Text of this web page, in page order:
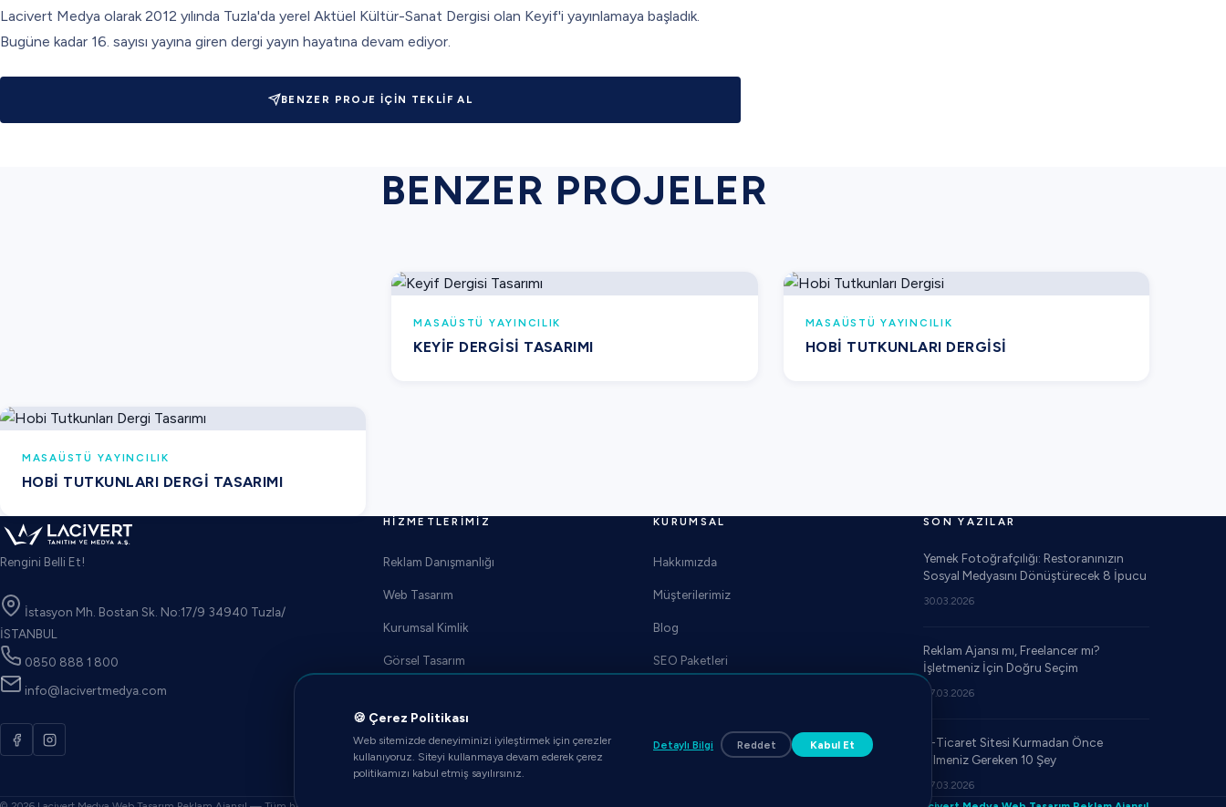
Lacivert Medya olarak 2012 yılında Tuzla'da yerel Aktüel Kültür-Sanat Dergisi olan Keyif'i yayınlamaya başladık.
Bugüne kadar 16. sayısı yayına giren dergi yayın hayatına devam ediyor.
BENZER PROJE İÇIN TEKLIF AL
BENZER PROJELER
MASAÜSTÜ YAYINCILIK
KEYIF DERGISI TASARIMI
MASAÜSTÜ YAYINCILIK
HOBI TUTKUNLARI DERGISI
MASAÜSTÜ YAYINCILIK
HOBI TUTKUNLARI DERGI TASARIMI
Rengini Belli Et!
İstasyon Mh. Bostan Sk. No:17/9 34940 Tuzla/
İSTANBUL
0850 888 1 800
info@lacivertmedya.com
HIZMETLERIMIZ
Reklam Danışmanlığı
Web Tasarım
Kurumsal Kimlik
Görsel Tasarım
E-Ticaret
KURUMSAL
Hakkımızda
Müşterilerimiz
Blog
SEO Paketleri
SON YAZILAR
Yemek Fotoğrafçılığı: Restoranınızın
Sosyal Medyasını Dönüştürecek 8 İpucu
30.03.2026
Reklam Ajansı mı, Freelancer mı?
İşletmeniz İçin Doğru Seçim
27.03.2026
E-Ticaret Sitesi Kurmadan Önce
Bilmeniz Gereken 10 Şey
27.03.2026
🍪 Çerez Politikası
Web sitemizde deneyiminizi iyileştirmek için çerezler
kullanıyoruz. Siteyi kullanmaya devam ederek çerez
politikamızı kabul etmiş sayılırsınız.
Detaylı Bilgi Reddet Kabul Et